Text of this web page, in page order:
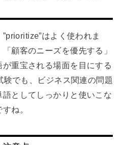
はよく使われま
顧客のニーズを優先する」
重宝される場面を目にする
でも、ビジネス関連の問題
としてしっかりと使いこな
ね。